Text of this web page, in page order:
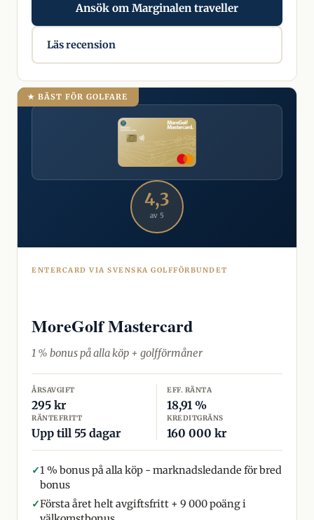
Ansök om Marginalen traveller
Läs recension
★ BÄST FÖR GOLFARE
4,3
av 5
ENTERCARD VIA SVENSKA GOLFFÖRBUNDET
MoreGolf Mastercard
1 % bonus på alla köp + golfförmåner
ÅRSAVGIFT
295 kr
EFF. RÄNTA
18,91 %
RÄNTEFRITT
Upp till 55 dagar
KREDITGRÄNS
160 000 kr
✓1 % bonus på alla köp - marknadsledande för bred
bonus
✓Första året helt avgiftsfritt + 9 000 poäng i